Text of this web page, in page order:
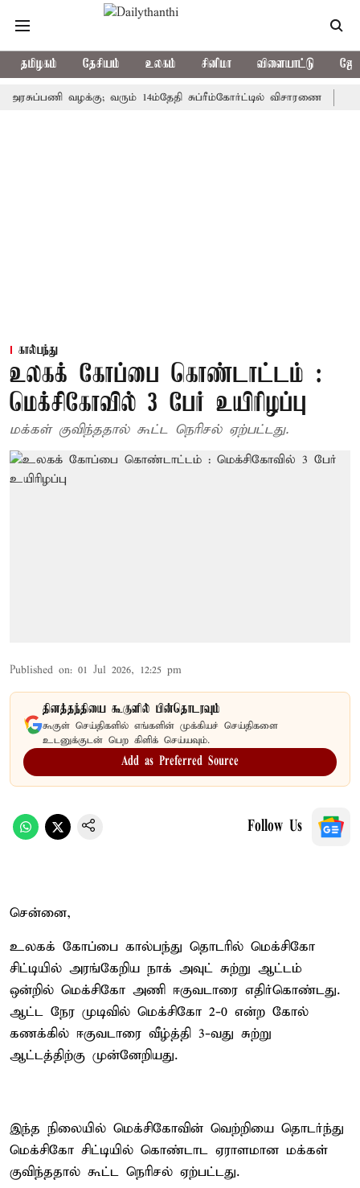
தமிழகம் தேசியம் உலகம் சினிமா விளையாட்டு
வழக்கு; வரும் 14ம்தேதி சுப்ரீம்கோர்ட்டில் விசாரணை அமர்நாத்
கால்பந்து
உலகக் கோப்பை கொண்டாட்டம் :
மெக்சிகோவில் 3 பேர் உயிரிழப்பு
மக்கள் குவிந்ததால் கூட்ட நெரிசல் ஏற்பட்டது.
Published on: 01 Jul 2026, 12:25 pm
தினத்தந்தியை கூகுளில் பின்தொடரவும்
கூகுள் செய்திகளில் எங்களின் முக்கியச் செய்திகளை
உடனுக்குடன் பெற கிளிக் செய்யவும்.
Add as Preferred Source
Follow Us
சென்னை,
உலகக் கோப்பை கால்பந்து தொடரில் மெக்சிகோ
சிட்டியில் அரங்கேறிய நாக் அவுட் சுற்று ஆட்டம்
ஒன்றில் மெக்சிகோ அணி ஈகுவடாரை எதிர்கொண்டது.
ஆட்ட நேர முடிவில் மெக்சிகோ 2-0 என்ற கோல்
கணக்கில் ஈகுவடாரை வீழ்த்தி 3-வது சுற்று
ஆட்டத்திற்கு முன்னேறியது.
இந்த நிலையில் மெக்சிகோவின் வெற்றியை தொடர்ந்து
மெக்சிகோ சிட்டியில் கொண்டாட ஏராளமான மக்கள்
குவிந்ததால் கூட்ட நெரிசல் ஏற்பட்டது.